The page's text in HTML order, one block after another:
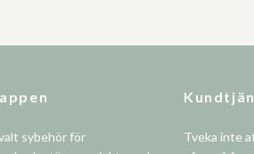
sybehör för
Tveka inte